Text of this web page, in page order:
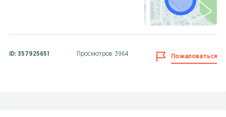
ID: 357925651 Просмотров: 3964 Пожаловаться